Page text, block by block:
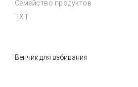
Семейство продуктов
TXT
Венчик для взбивания